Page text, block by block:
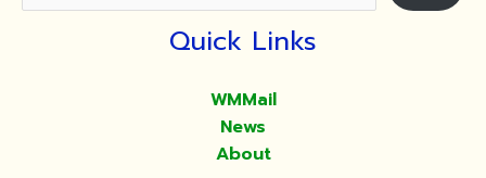
Quick Links
WMMail
News
About